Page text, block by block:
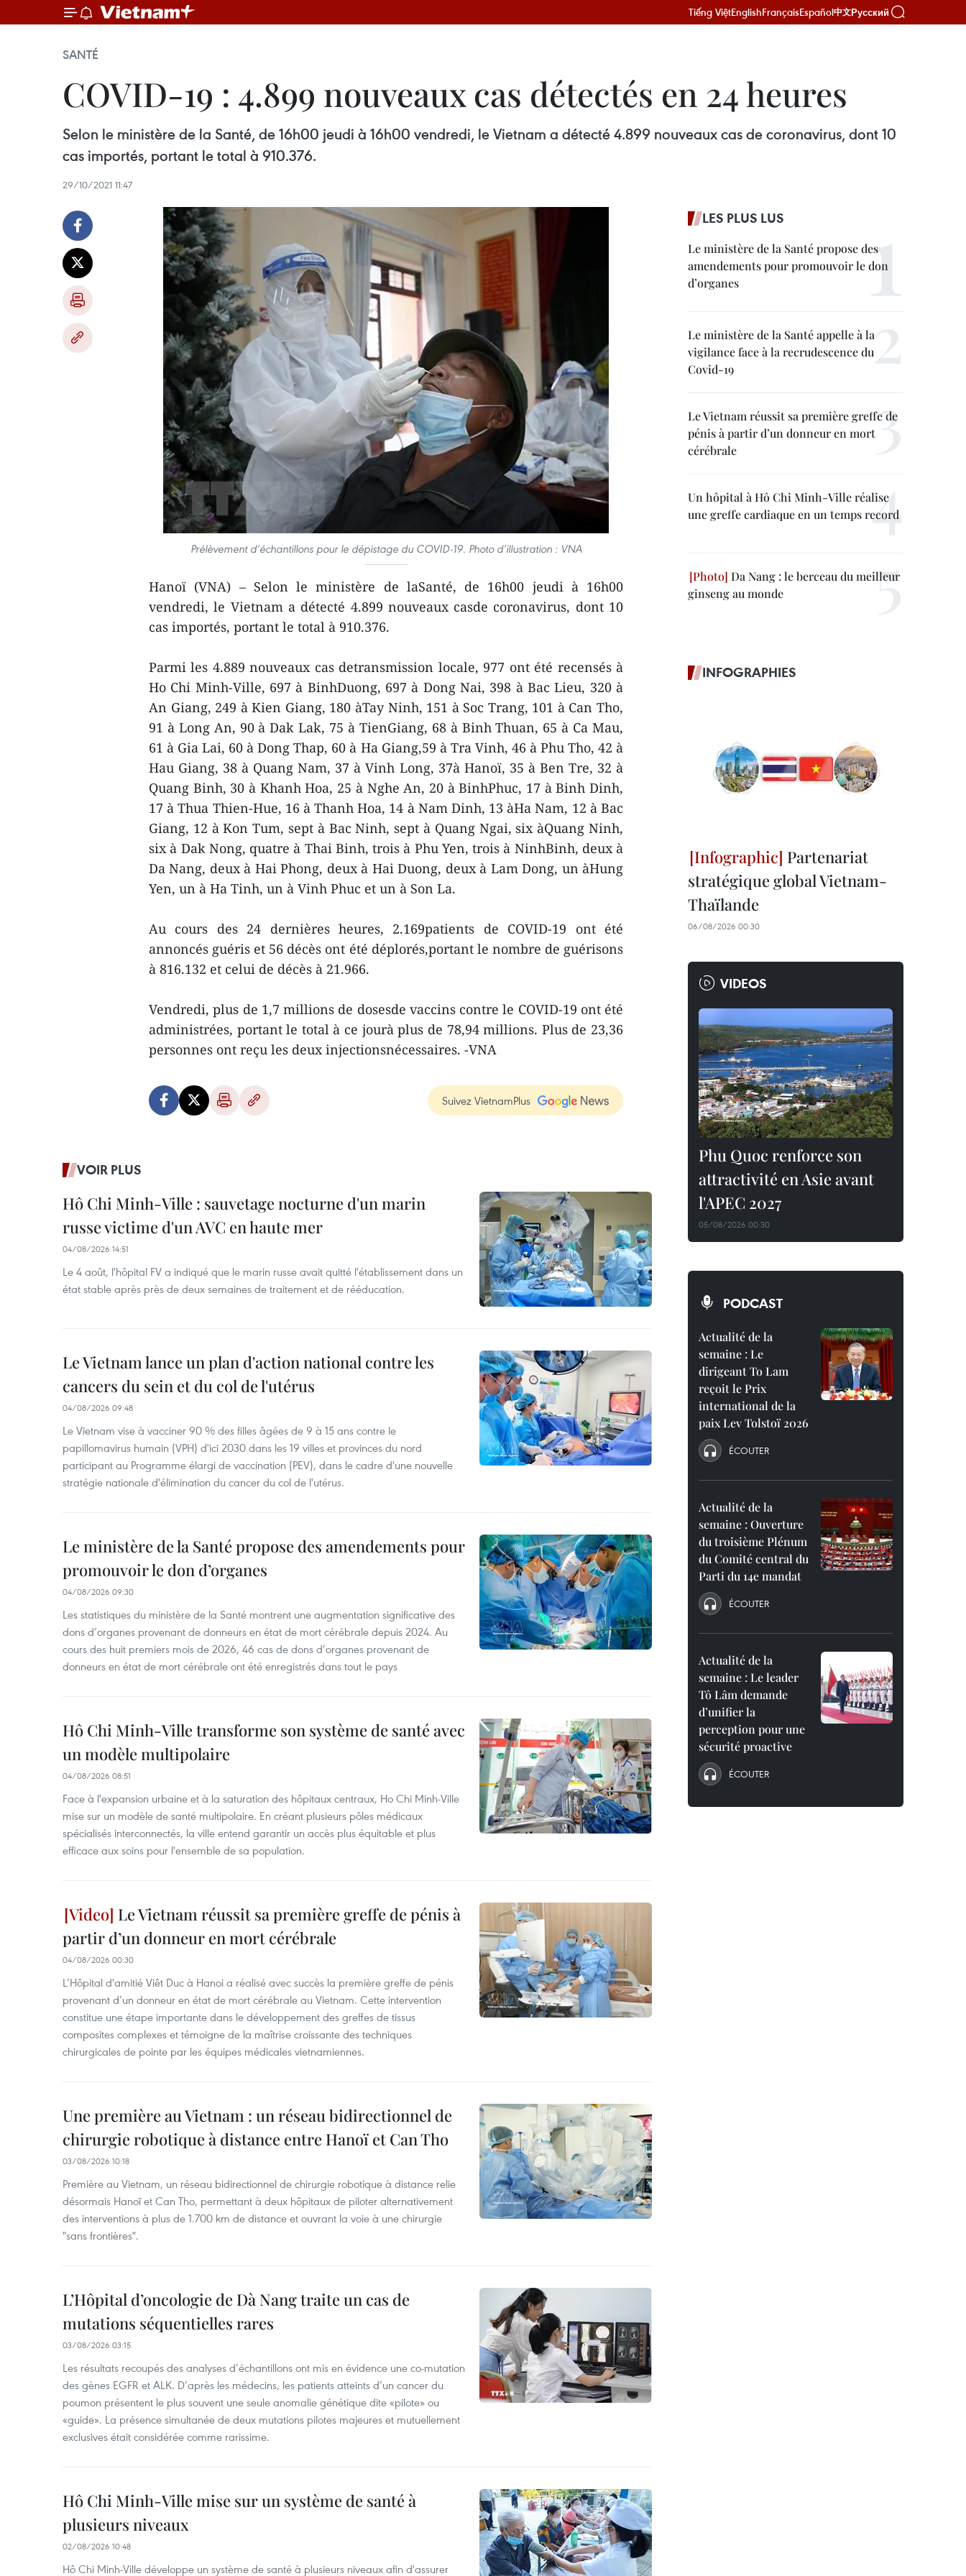
Tiếng ViệtEnglishFrançaisEspañol中文Русский
SANTÉ
COVID-19 : 4.899 nouveaux cas détectés en 24 heures
Selon le ministère de la Santé, de 16h00 jeudi à 16h00 vendredi, le Vietnam a détecté 4.899 nouveaux cas de coronavirus, dont 10
cas importés, portant le total à 910.376.
29/10/2021 11:47
Prélèvement d’échantillons pour le dépistage du COVID-19. Photo d’illustration : VNA
Hanoï (VNA) – Selon le ministère de laSanté, de 16h00 jeudi à 16h00
vendredi, le Vietnam a détecté 4.899 nouveaux casde coronavirus, dont 10
cas importés, portant le total à 910.376.
Parmi les 4.889 nouveaux cas detransmission locale, 977 ont été recensés à
Ho Chi Minh-Ville, 697 à BinhDuong, 697 à Dong Nai, 398 à Bac Lieu, 320 à
An Giang, 249 à Kien Giang, 180 àTay Ninh, 151 à Soc Trang, 101 à Can Tho,
91 à Long An, 90 à Dak Lak, 75 à TienGiang, 68 à Binh Thuan, 65 à Ca Mau,
61 à Gia Lai, 60 à Dong Thap, 60 à Ha Giang,59 à Tra Vinh, 46 à Phu Tho, 42 à
Hau Giang, 38 à Quang Nam, 37 à Vinh Long, 37à Hanoï, 35 à Ben Tre, 32 à
Quang Binh, 30 à Khanh Hoa, 25 à Nghe An, 20 à BinhPhuc, 17 à Binh Dinh,
17 à Thua Thien-Hue, 16 à Thanh Hoa, 14 à Nam Dinh, 13 àHa Nam, 12 à Bac
Giang, 12 à Kon Tum, sept à Bac Ninh, sept à Quang Ngai, six àQuang Ninh,
six à Dak Nong, quatre à Thai Binh, trois à Phu Yen, trois à NinhBinh, deux à
Da Nang, deux à Hai Phong, deux à Hai Duong, deux à Lam Dong, un àHung
Yen, un à Ha Tinh, un à Vinh Phuc et un à Son La.
Au cours des 24 dernières heures, 2.169patients de COVID-19 ont été
annoncés guéris et 56 décès ont été déplorés,portant le nombre de guérisons
à 816.132 et celui de décès à 21.966.
Vendredi, plus de 1,7 millions de dosesde vaccins contre le COVID-19 ont été
administrées, portant le total à ce jourà plus de 78,94 millions. Plus de 23,36
personnes ont reçu les deux injectionsnécessaires. -VNA
Suivez VietnamPlus
VOIR PLUS
Hô Chi Minh-Ville : sauvetage nocturne d'un marin
russe victime d'un AVC en haute mer
04/08/2026 14:51
Le 4 août, l'hôpital FV a indiqué que le marin russe avait quitté l'établissement dans un
état stable après près de deux semaines de traitement et de rééducation.
Le Vietnam lance un plan d'action national contre les
cancers du sein et du col de l'utérus
04/08/2026 09:48
Le Vietnam vise à vacciner 90 % des filles âgées de 9 à 15 ans contre le
papillomavirus humain (VPH) d'ici 2030 dans les 19 villes et provinces du nord
participant au Programme élargi de vaccination (PEV), dans le cadre d'une nouvelle
stratégie nationale d'élimination du cancer du col de l'utérus.
Le ministère de la Santé propose des amendements pour
promouvoir le don d’organes
04/08/2026 09:30
Les statistiques du ministère de la Santé montrent une augmentation significative des
dons d’organes provenant de donneurs en état de mort cérébrale depuis 2024. Au
cours des huit premiers mois de 2026, 46 cas de dons d’organes provenant de
donneurs en état de mort cérébrale ont été enregistrés dans tout le pays
Hô Chi Minh-Ville transforme son système de santé avec
un modèle multipolaire
04/08/2026 08:51
Face à l'expansion urbaine et à la saturation des hôpitaux centraux, Ho Chi Minh-Ville
mise sur un modèle de santé multipolaire. En créant plusieurs pôles médicaux
spécialisés interconnectés, la ville entend garantir un accès plus équitable et plus
efficace aux soins pour l'ensemble de sa population.
Le Vietnam réussit sa première greffe de pénis à
partir d’un donneur en mort cérébrale
04/08/2026 00:30
L’Hôpital d'amitié Viêt Duc à Hanoi a réalisé avec succès la première greffe de pénis
provenant d’un donneur en état de mort cérébrale au Vietnam. Cette intervention
constitue une étape importante dans le développement des greffes de tissus
composites complexes et témoigne de la maîtrise croissante des techniques
chirurgicales de pointe par les équipes médicales vietnamiennes.
Une première au Vietnam : un réseau bidirectionnel de
chirurgie robotique à distance entre Hanoï et Can Tho
03/08/2026 10:18
Première au Vietnam, un réseau bidirectionnel de chirurgie robotique à distance relie
désormais Hanoï et Can Tho, permettant à deux hôpitaux de piloter alternativement
des interventions à plus de 1.700 km de distance et ouvrant la voie à une chirurgie
"sans frontières".
L’Hôpital d’oncologie de Dà Nang traite un cas de
mutations séquentielles rares
03/08/2026 03:15
Les résultats recoupés des analyses d’échantillons ont mis en évidence une co-mutation
des gènes EGFR et ALK. D’après les médecins, les patients atteints d’un cancer du
poumon présentent le plus souvent une seule anomalie génétique dite «pilote» ou
«guide». La présence simultanée de deux mutations pilotes majeures et mutuellement
exclusives était considérée comme rarissime.
Hô Chi Minh-Ville mise sur un système de santé à
plusieurs niveaux
02/08/2026 10:48
Hô Chi Minh-Ville développe un système de santé à plusieurs niveaux afin d'assurer
LES PLUS LUS
Le ministère de la Santé propose des
amendements pour promouvoir le don
d’organes
Le ministère de la Santé appelle à la
vigilance face à la recrudescence du
Covid-19
Le Vietnam réussit sa première greffe de
pénis à partir d’un donneur en mort
cérébrale
Un hôpital à Hô Chi Minh-Ville réalise
une greffe cardiaque en un temps record
Da Nang : le berceau du meilleur
ginseng au monde
INFOGRAPHIES
Partenariat
stratégique global Vietnam-
Thaïlande
06/08/2026 00:30
VIDEOS
Phu Quoc renforce son
attractivité en Asie avant
l'APEC 2027
05/08/2026 00:30
PODCAST
Actualité de la
semaine : Le
dirigeant To Lam
reçoit le Prix
international de la
paix Lev Tolstoï 2026
ÉCOUTER
Actualité de la
semaine : Ouverture
du troisième Plénum
du Comité central du
Parti du 14e mandat
ÉCOUTER
Actualité de la
semaine : Le leader
Tô Lâm demande
d’unifier la
perception pour une
sécurité proactive
ÉCOUTER